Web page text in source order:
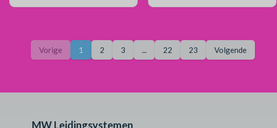
Vorige
Pagina Je bent op pagina
1 2 3 ... 22 23 Volgende
Pagina
MW Leidingsystemen